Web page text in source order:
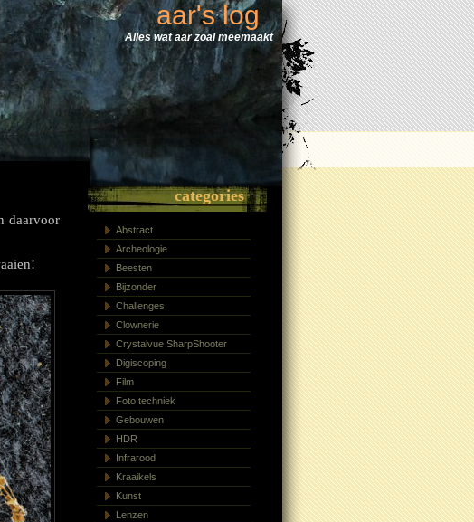
aar's log
Alles wat aar zoal meemaakt
daarvoor
categories
Abstract
Archeologie
Beesten
Bijzonder
Challenges
Clownerie
Crystalvue SharpShooter
Digiscoping
Film
Foto techniek
Gebouwen
HDR
Infrarood
Kraaikels
Kunst
Lenzen